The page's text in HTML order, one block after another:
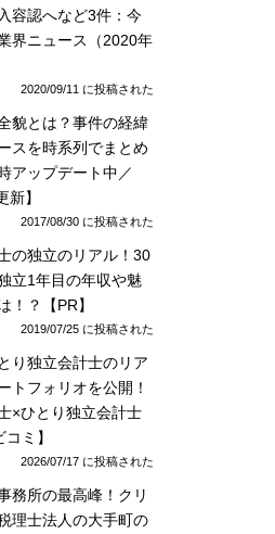
容認へなど3件：今
界ニュース（2020年
2020/09/11 に投稿された
貌とは？事件の経緯
スを時系列でまとめ
アップデート中／
新】
2017/08/30 に投稿された
の独立のリアル！30
立1年目の年収や魅
！？【PR】
2019/07/25 に投稿された
り独立会計士のリア
トフォリオを公開！
×ひとり独立会計士
ミ】
2026/07/17 に投稿された
務所の最高峰！クリ
理士法人の大手町の